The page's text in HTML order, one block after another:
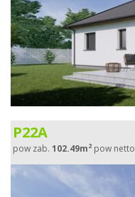
P22A
pow zab. 102.49m2 pow netto